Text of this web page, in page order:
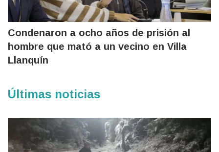
Condenaron a ocho años de prisión al
hombre que mató a un vecino en Villa
Llanquín
Últimas noticias